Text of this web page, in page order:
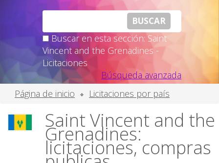
Buscar en esta sección: Saint
Vincent and the Grenadines -
Licitaciones
Búsqueda avanzada
Página de inicio
Licitaciones por país
Saint Vincent and the
Grenadines:
licitaciones, compras